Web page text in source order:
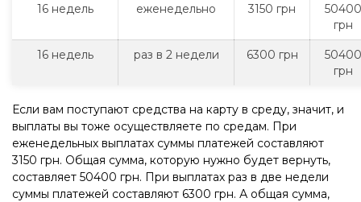
16 недель еженедельно 3150 грн
50400
грн
16 недель раз в 2 недели 6300 грн
50400
грн
Если вам поступают средства на карту в среду, значит, и
выплаты вы тоже осуществляете по средам. При
еженедельных выплатах суммы платежей составляют
3150 грн. Общая сумма, которую нужно будет вернуть,
составляет 50400 грн. При выплатах раз в две недели
суммы платежей составляют 6300 грн. А общая сумма,